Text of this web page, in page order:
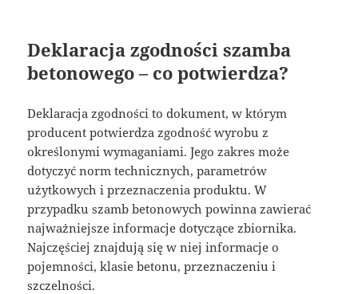
Deklaracja zgodności szamba
betonowego – co potwierdza?
Deklaracja zgodności to dokument, w którym
producent potwierdza zgodność wyrobu z
określonymi wymaganiami. Jego zakres może
dotyczyć norm technicznych, parametrów
użytkowych i przeznaczenia produktu. W
przypadku szamb betonowych powinna zawierać
najważniejsze informacje dotyczące zbiornika.
Najczęściej znajdują się w niej informacje o
pojemności, klasie betonu, przeznaczeniu i
szczelności.